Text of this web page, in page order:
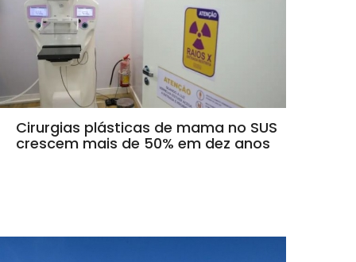
Cirurgias plásticas de mama no SUS
crescem mais de 50% em dez anos